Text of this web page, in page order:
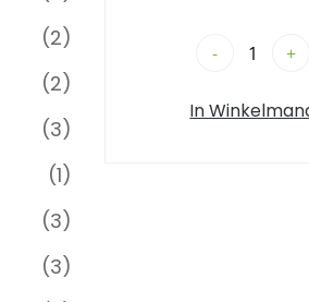
(2)
(2)
(3)
(1)
(3)
(3)
- +
In